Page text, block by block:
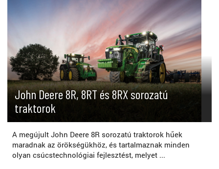
John Deere 8R, 8RT és 8RX sorozatú
traktorok
A megújult John Deere 8R sorozatú traktorok hűek
maradnak az örökségükhöz, és tartalmaznak minden
olyan csúcstechnológiai fejlesztést, melyet ...